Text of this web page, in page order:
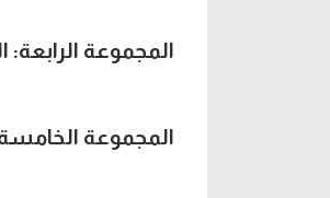
المجموعة الرابعة:
المجموعة الخامسة: